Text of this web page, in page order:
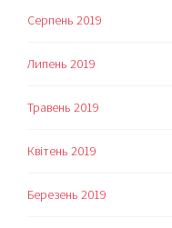
Серпень 2019
Липень 2019
Травень 2019
Квітень 2019
Березень 2019